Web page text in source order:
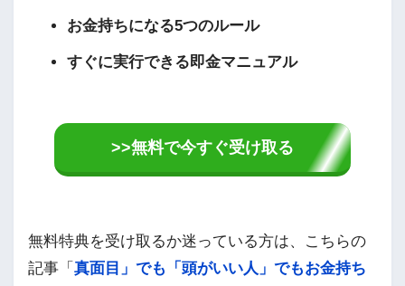
お金持ちになる5つのルール
すぐに実行できる即金マニュアル
>>無料で今すぐ受け取る
無料特典を受け取るか迷っている方は、こちらの
記事「 真面目」でも「頭がいい人」でもお金持ち